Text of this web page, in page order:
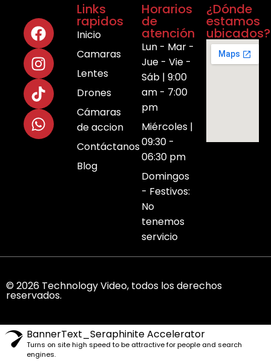
Links
rapidos
Inicio
Camaras
Lentes
Drones
Cámaras
de accion
Contáctanos
Blog
Horarios
de
atención
Lun - Mar -
Jue - Vie -
Sáb | 9:00
am - 7:00
pm
Miércoles |
09:30 -
06:30 pm
Domingos
- Festivos:
No
tenemos
servicio
¿Dónde
estamos
ubicados?
© 2026 Technology Video, todos los derechos
reservados.
BannerText_Seraphinite Accelerator
Turns on site high speed to be attractive for people and search
engines.